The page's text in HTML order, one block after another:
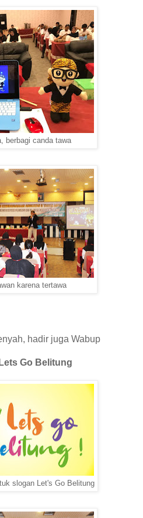
berbagi canda tawa
karena tertawa
hadir juga Wabup
Lets Go Belitung
slogan Let's Go Belitung